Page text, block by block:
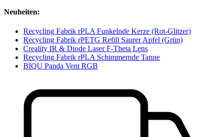
Neuheiten:
Recycling Fabrik rPLA Funkelnde Kerze (Rot-Glitzer)
Recycling Fabrik rPETG Refill Saurer Apfel (Grün)
Creality IR & Diode Laser F-Theta Lens
Recycling Fabrik rPLA Schimmernde Tanne
BIQU Panda Vent RGB